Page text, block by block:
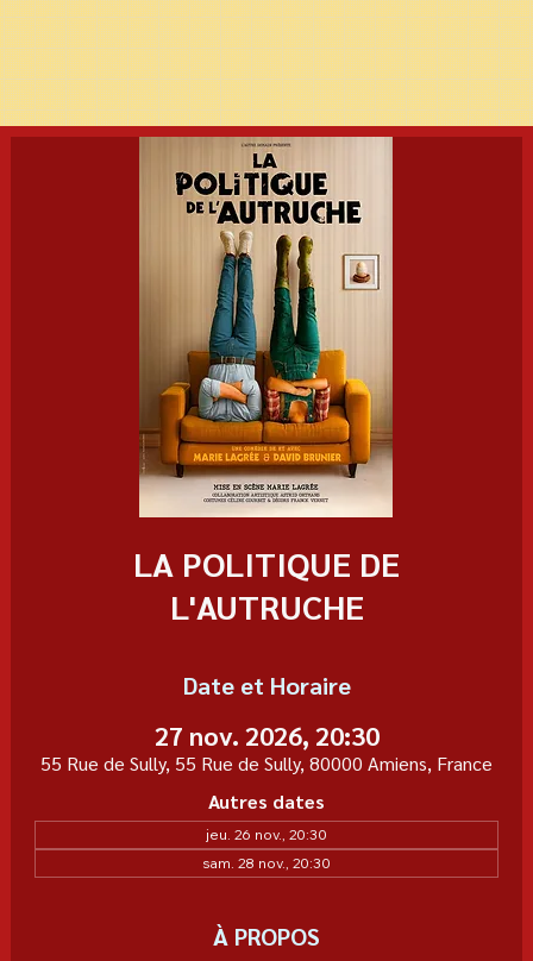
LA POLITIQUE DE
L'AUTRUCHE
Date et Horaire
27 nov. 2026, 20:30
55 Rue de Sully, 55 Rue de Sully, 80000 Amiens, France
Autres dates
jeu. 26 nov., 20:30
sam. 28 nov., 20:30
À PROPOS